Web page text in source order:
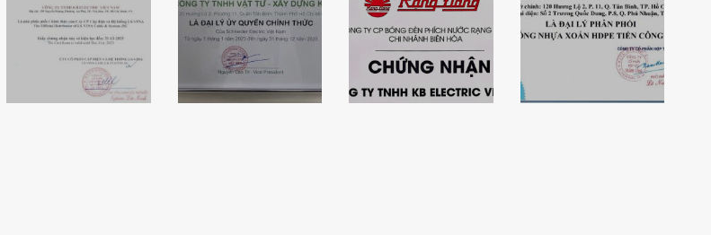
Chứng nhận đại
lý cáp điện LS
VINA của
KBELECTRIC
lý ủy quyền
Schneider
Electric của
KBElectric
quyền các sản
phẩm thiết bị
chiếu sáng LED
Rạng Đông
Chứng nhận đại
lý ống nhựa
xoắn Tiến Công
– KBElectric